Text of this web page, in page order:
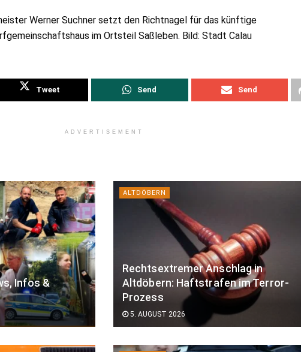
Werner Suchner setzt den Richtnagel für das künftige
im Ortsteil Saßleben. Bild: Stadt Calau
Tweet Send Send
ADVERTISEMENT
Infos &
ALTDÖBERN
Rechtsextremer Anschlag in
Altdöbern: Haftstrafen im Terror-
Prozess
5. AUGUST 2026